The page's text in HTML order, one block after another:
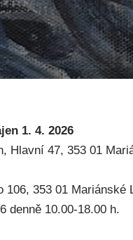
1. 4. 2026
Hlavní 47, 353 01
353 01 Mariánské
denně 10.00-18.00 h.